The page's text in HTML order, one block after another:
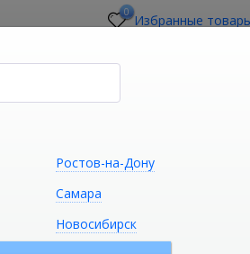
0 Избранные
Климатическая
Ростов-на-Дону
Самара
Новосибирск